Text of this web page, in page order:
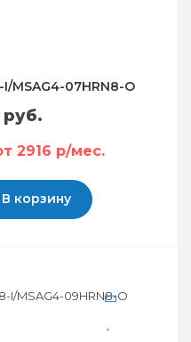
MSAG4-07HRN8-O
руб.
2916 р/мес.
В корзину